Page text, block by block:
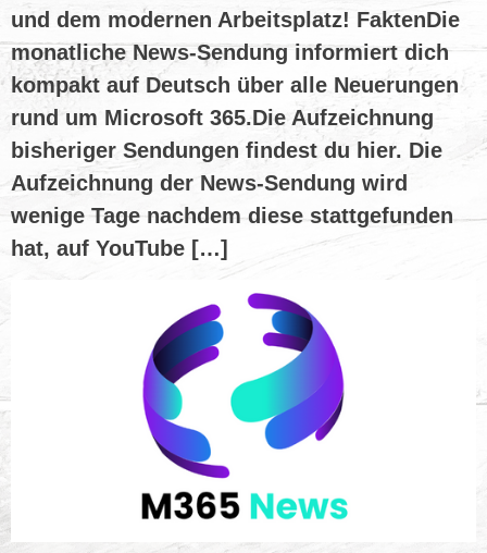
und dem modernen Arbeitsplatz! FaktenDie
monatliche News-Sendung informiert dich
kompakt auf Deutsch über alle Neuerungen
rund um Microsoft 365.Die Aufzeichnung
bisheriger Sendungen findest du hier. Die
Aufzeichnung der News-Sendung wird
wenige Tage nachdem diese stattgefunden
hat, auf YouTube […]